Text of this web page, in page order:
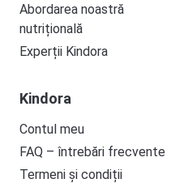
Abordarea noastră
nutrițională
Experții Kindora
Kindora
Contul meu
FAQ – întrebări frecvente
Termeni și condiții